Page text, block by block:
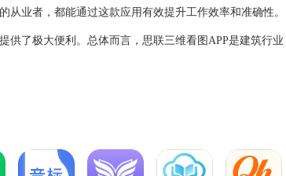
业者，都能通过这款应用有效提升工作效率和准确性。
供了极大便利。总体而言，思联三维看图APP是建筑行业